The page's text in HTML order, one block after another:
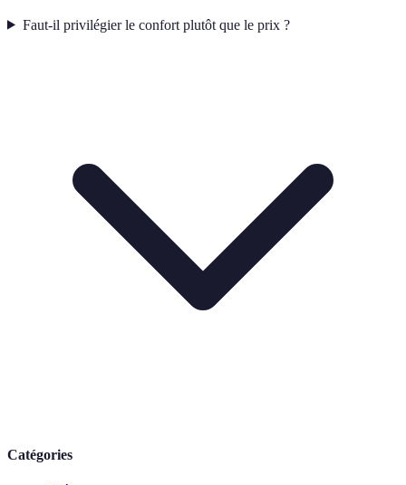
Faut-il privilégier le confort plutôt que le prix ?
Catégories